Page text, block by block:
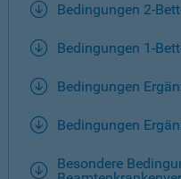
Bedingungen 2-
Bedingungen 1-
Bedingungen
Bedingungen
Besondere